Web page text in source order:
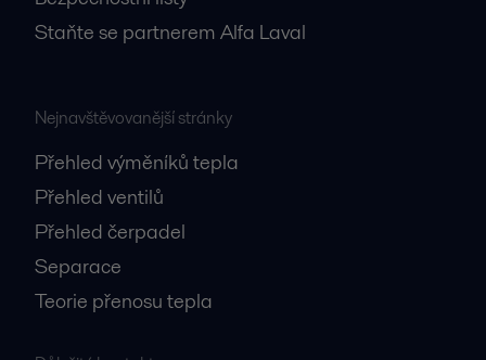
Staňte se partnerem Alfa Laval
Nejnavštěvovanější stránky
Přehled výměníků tepla
Přehled ventilů
Přehled čerpadel
Separace
Teorie přenosu tepla